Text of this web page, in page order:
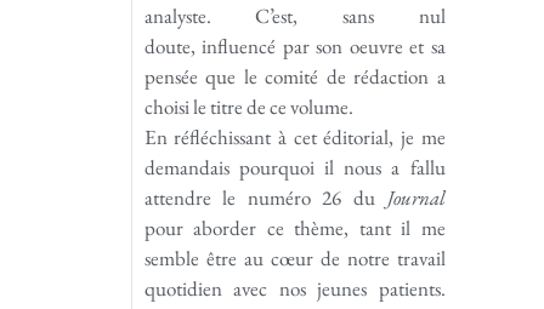
analyste. C’est, sans nul
doute, influencé par son oeuvre et sa
pensée que le comité de rédaction a
choisi le titre de ce volume.
En réfléchissant à cet éditorial, je me
demandais pourquoi il nous a fallu
attendre le numéro 26 du Journal
pour aborder ce thème, tant il me
semble être au cœur de notre travail
quotidien avec nos jeunes patients.